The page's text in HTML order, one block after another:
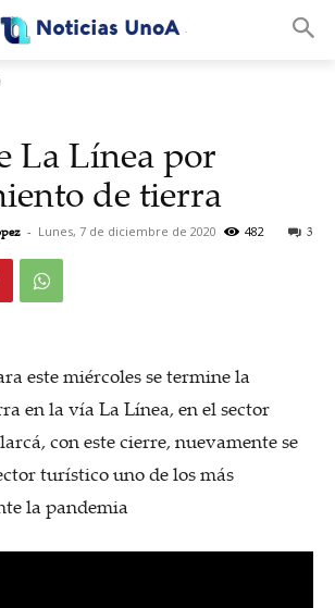
La Línea por
de tierra
- Lunes, 7 de diciembre de 2020 3
482
este miércoles se termine la
en la vía La Línea, en el sector
con este cierre, nuevamente se
turístico uno de los más
la pandemia